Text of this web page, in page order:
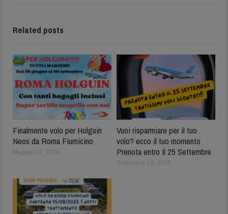
Related posts
Finalmente volo per Holguin
Neos da Roma Fiumicino
Maggio 07, 2026
Vuoi risparmiare per il tuo
volo? ecco il tuo momento
Prenota entro il 25 Settembre
Settembre 10, 2025